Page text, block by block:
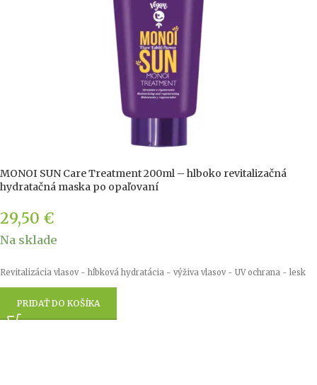
MONOI SUN Care Treatment 200ml – hlboko revitalizačná
hydratačná maska po opaľovaní
29,50 €
Na sklade
Revitalizácia vlasov - hĺbková hydratácia - výživa vlasov - UV ochrana - lesk
PRIDAŤ DO KOŠÍKA